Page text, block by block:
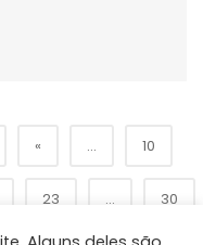
« ... 10
23 ... 30